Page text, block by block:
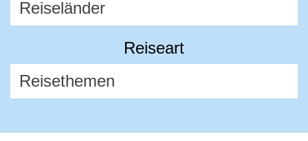
Reiseart